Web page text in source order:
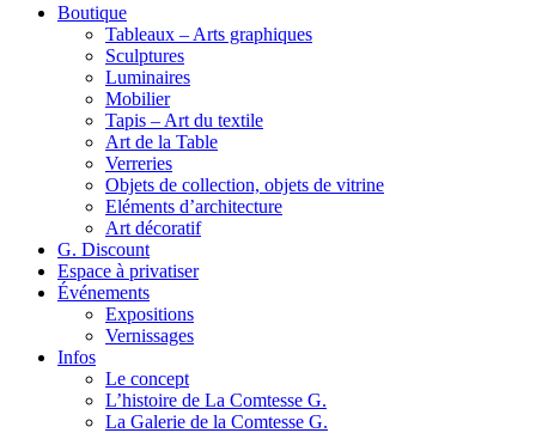
Boutique
Tableaux – Arts graphiques
Sculptures
Luminaires
Mobilier
Tapis – Art du textile
Art de la Table
Verreries
Objets de collection, objets de vitrine
Eléments d’architecture
Art décoratif
G. Discount
Espace à privatiser
Événements
Expositions
Vernissages
Infos
Le concept
L’histoire de La Comtesse G.
La Galerie de la Comtesse G.